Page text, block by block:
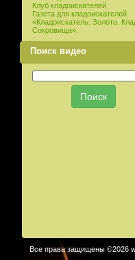
Клуб кладоискателей
Газета для кладоискателей
«Кладоискатель. Золото.
Сокровища».
Поиск видео
Все права защищены ©2026